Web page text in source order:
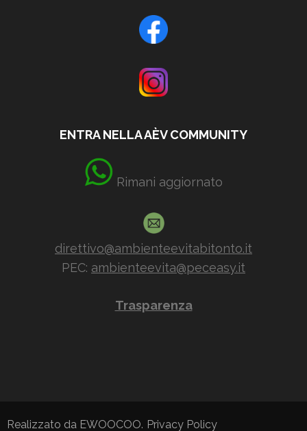
ENTRA NELLA AÈV COMMUNITY
Rimani aggiornato
direttivo@ambienteevitabitonto.it
PEC: ambienteevita@peceasy.it
Trasparenza
Realizzato da EWOOCOO. Privacy Policy